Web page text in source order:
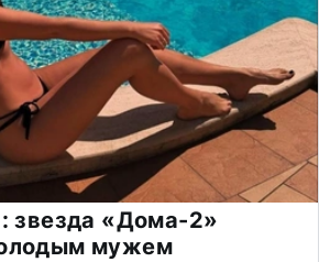
звезда «Дома-2»
мужем